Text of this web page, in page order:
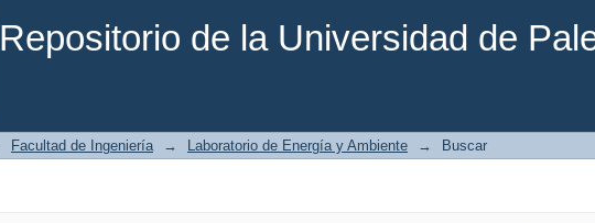
Repositorio de la Universidad de
Facultad de Ingeniería → Laboratorio de Energía y Ambiente → Buscar